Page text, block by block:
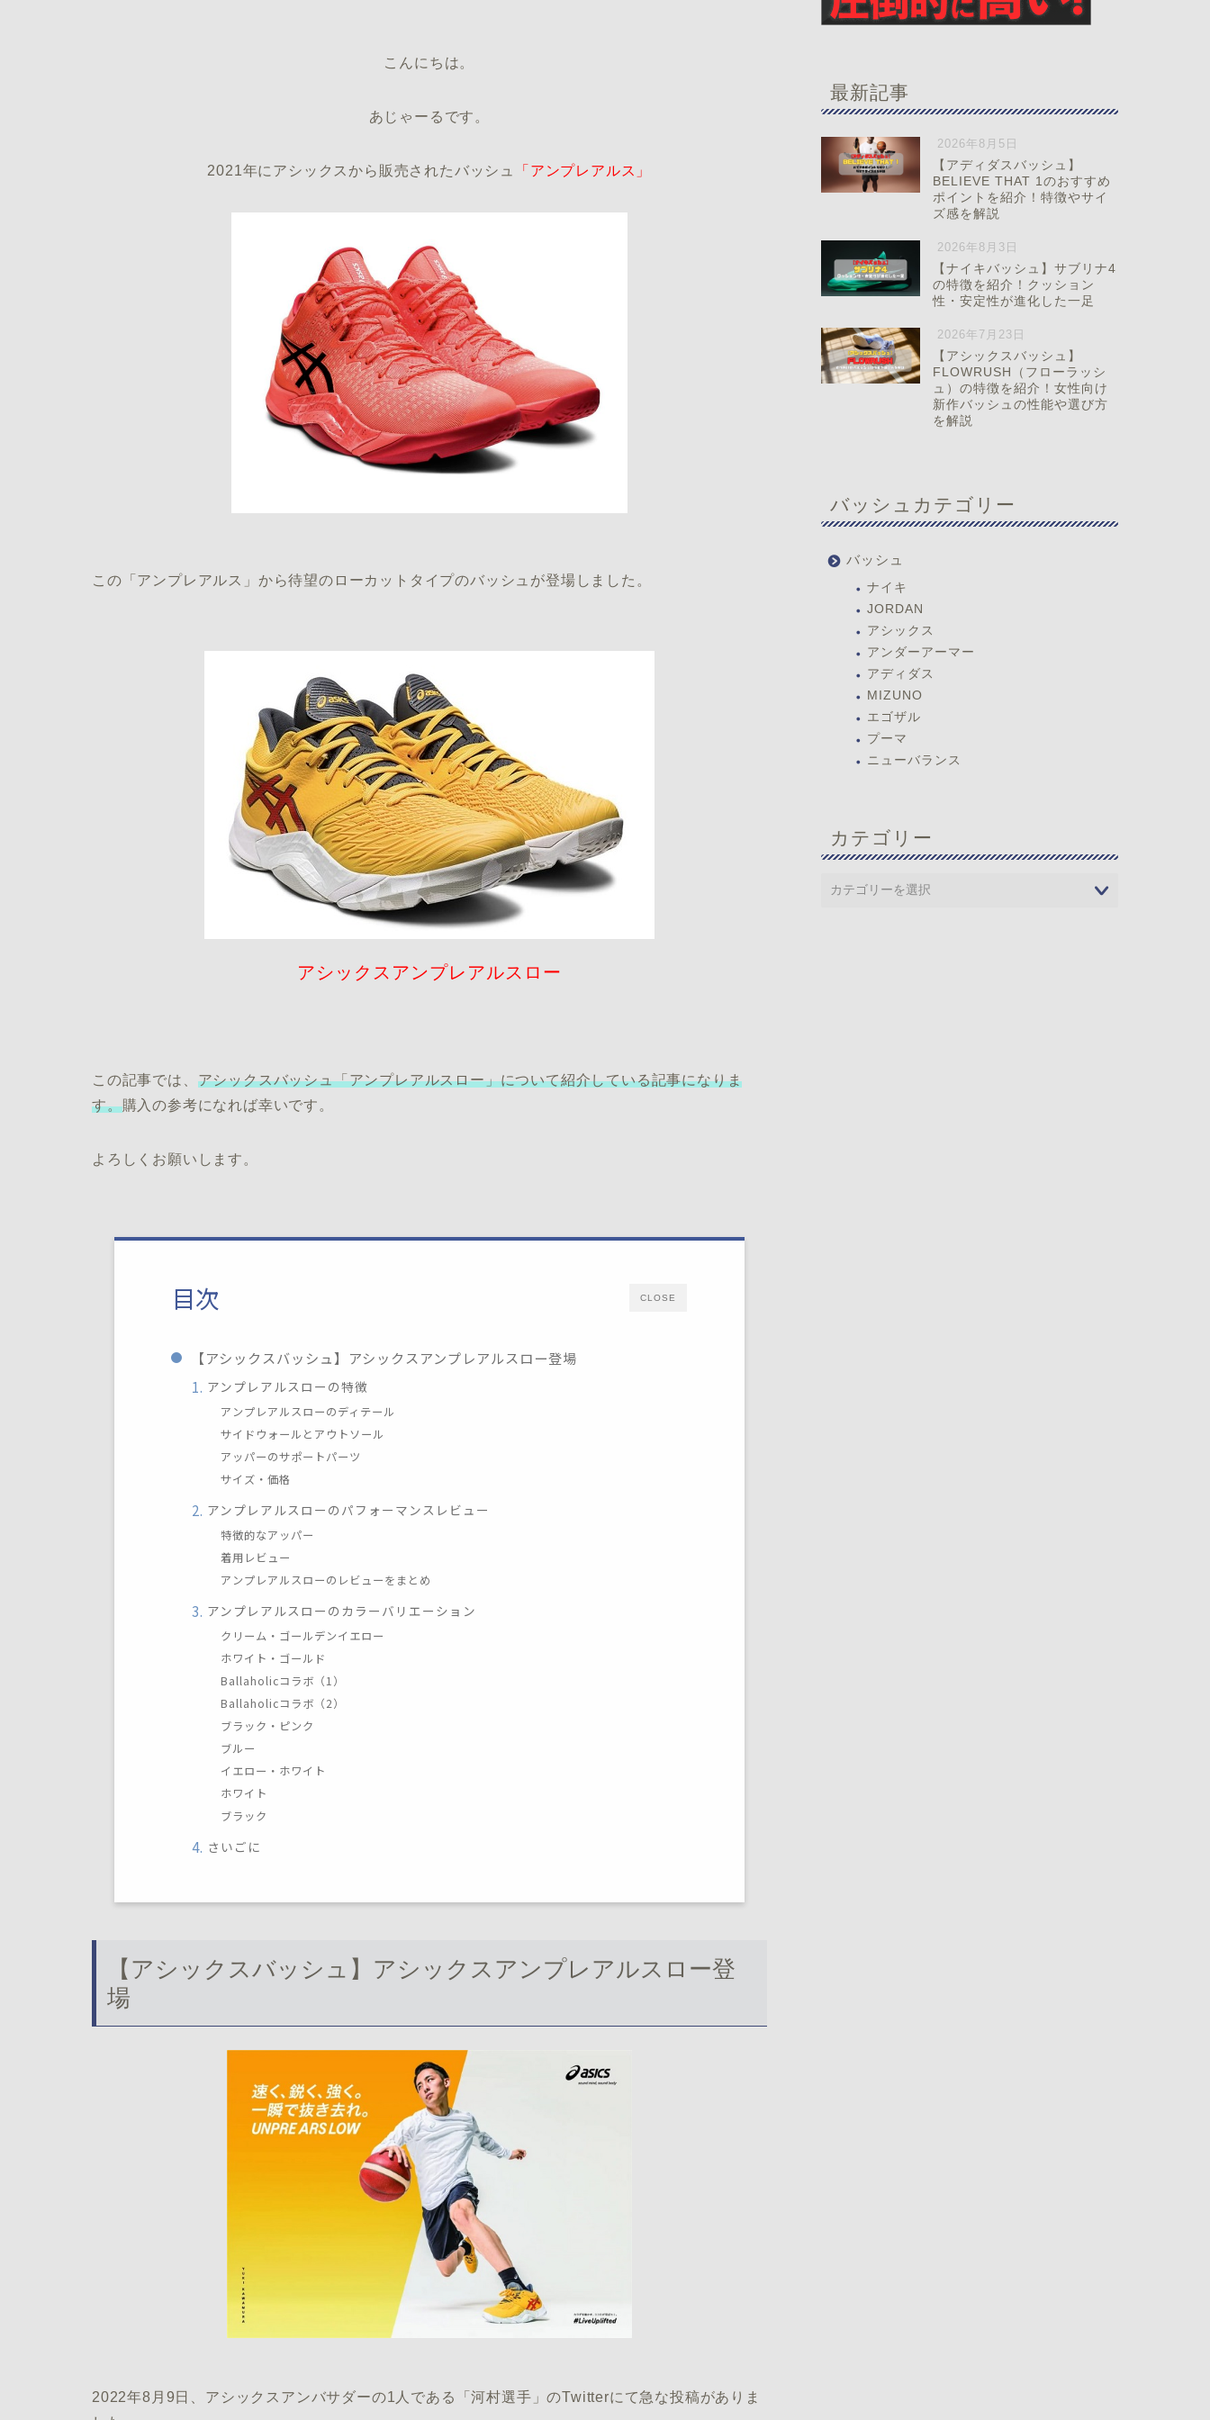
こんにちは。
あじゃーるです。
2021年にアシックスから販売されたバッシュ 「アンプレアルス」
この「アンプレアルス」から待望のローカットタイプのバッシュが登場しました。
アシックスアンプレアルスロー
この記事では、 アシックスバッシュ「アンプレアルスロー」について紹介している記事になりま
す。購入の参考になれば幸いです。
よろしくお願いします。
CLOSE
目次
【アシックスバッシュ】アシックスアンプレアルスロー登場
アンプレアルスローの特徴
アンプレアルスローのディテール
サイドウォールとアウトソール
アッパーのサポートパーツ
サイズ・価格
アンプレアルスローのパフォーマンスレビュー
特徴的なアッパー
着用レビュー
アンプレアルスローのレビューをまとめ
アンプレアルスローのカラーバリエーション
クリーム・ゴールデンイエロー
ホワイト・ゴールド
Ballaholicコラボ（1）
Ballaholicコラボ（2）
ブラック・ピンク
ブルー
イエロー・ホワイト
ホワイト
ブラック
さいごに
【アシックスバッシュ】アシックスアンプレアルスロー登
場
2022年8月9日、アシックスアンバサダーの1人である「河村選手」のTwitterにて急な投稿がありま
最新記事
2026年8月5日
【アディダスバッシュ】
BELIEVE THAT 1のおすすめ
ポイントを紹介！特徴やサイ
ズ感を解説
2026年8月3日
【ナイキバッシュ】サブリナ4
の特徴を紹介！クッション
性・安定性が進化した一足
2026年7月23日
【アシックスバッシュ】
FLOWRUSH（フローラッシ
ュ）の特徴を紹介！女性向け
新作バッシュの性能や選び方
を解説
バッシュカテゴリー
バッシュ
ナイキ
JORDAN
アシックス
アンダーアーマー
アディダス
MIZUNO
エゴザル
プーマ
ニューバランス
カテゴリー